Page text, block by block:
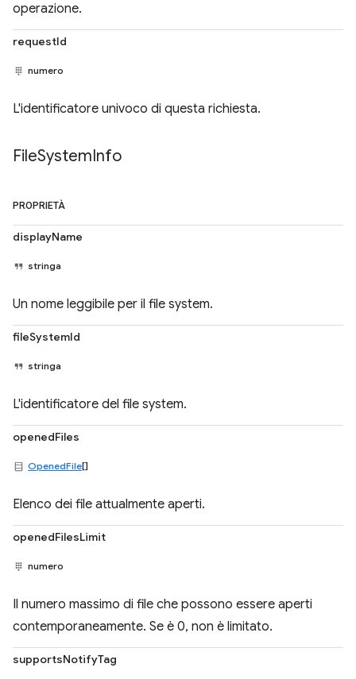
operazione.
requestId
numero
L'identificatore univoco di questa richiesta.
FileSystemInfo
PROPRIETÀ
displayName
stringa
Un nome leggibile per il file system.
fileSystemId
stringa
L'identificatore del file system.
openedFiles
OpenedFile[]
Elenco dei file attualmente aperti.
openedFilesLimit
numero
Il numero massimo di file che possono essere aperti
contemporaneamente. Se è 0, non è limitato.
supportsNotifyTag